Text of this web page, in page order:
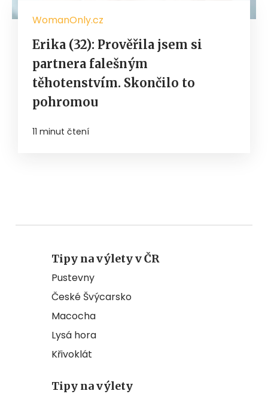
WomanOnly.cz
Erika (32): Prověřila jsem si
partnera falešným
těhotenstvím. Skončilo to
pohromou
11 minut čtení
Tipy na výlety v ČR
Pustevny
České Švýcarsko
Macocha
Lysá hora
Křivoklát
Tipy na výlety